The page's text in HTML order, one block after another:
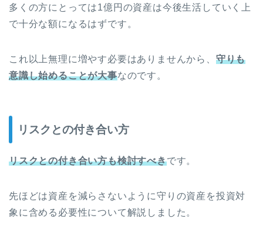
多くの方にとっては1億円の資産は今後生活していく上
で十分な額になるはずです。
これ以上無理に増やす必要はありませんから、 守りも
意識し始めることが大事なのです。
リスクとの付き合い方
リスクとの付き合い方も検討すべきです。
先ほどは資産を減らさないように守りの資産を投資対
象に含める必要性について解説しました。